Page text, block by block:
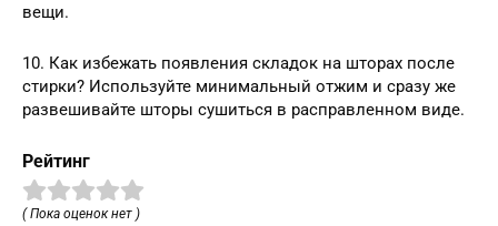
вещи.
10. Как избежать появления складок на шторах после
стирки? Используйте минимальный отжим и сразу же
развешивайте шторы сушиться в расправленном виде.
Рейтинг
( Пока оценок нет )